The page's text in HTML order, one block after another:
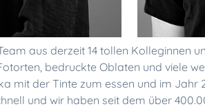
aus derzeit 14 tollen Kolleginnen
bedruckte Oblaten und viele
mit der Tinte zum essen und im
und wir haben seit dem über